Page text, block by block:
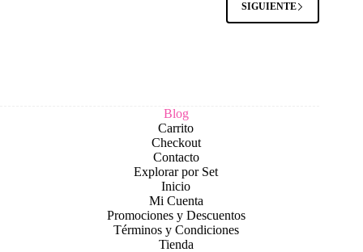
SIGUIENTE
Blog
Carrito
Checkout
Contacto
Explorar por Set
Inicio
Mi Cuenta
Promociones y Descuentos
Términos y Condiciones
Tienda